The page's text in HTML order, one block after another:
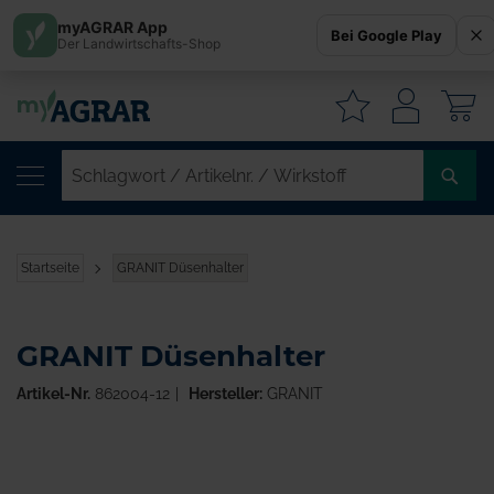
Startseite GRANIT Düsenhalter
GRANIT Düsenhalter
Artikel-Nr. 862004-12 Hersteller:GRANIT
myAGRAR App
Der Landwirtschafts-Shop Bei Google Play